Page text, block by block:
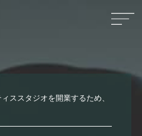
ィススタジオを開業するため、